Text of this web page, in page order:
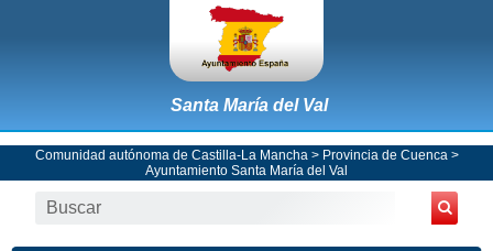
Santa María del Val
Comunidad autónoma de Castilla-La Mancha > Provincia de Cuenca >
Ayuntamiento Santa María del Val